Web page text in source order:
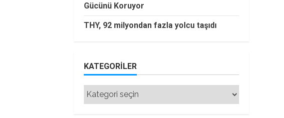
Gücünü Koruyor
THY, 92 milyondan fazla yolcu taşıdı
KATEGORILER
Kategoriler